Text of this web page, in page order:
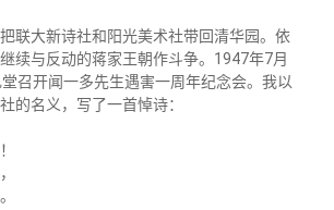
联大新诗社和阳光美术社带回清华园。依
续与反动的蒋家王朝作斗争。1947年7月
召开闻一多先生遇害一周年纪念会。我以
的名义，写了一首悼诗：